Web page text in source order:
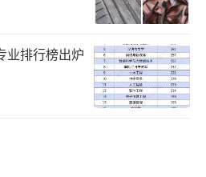
排行榜出炉